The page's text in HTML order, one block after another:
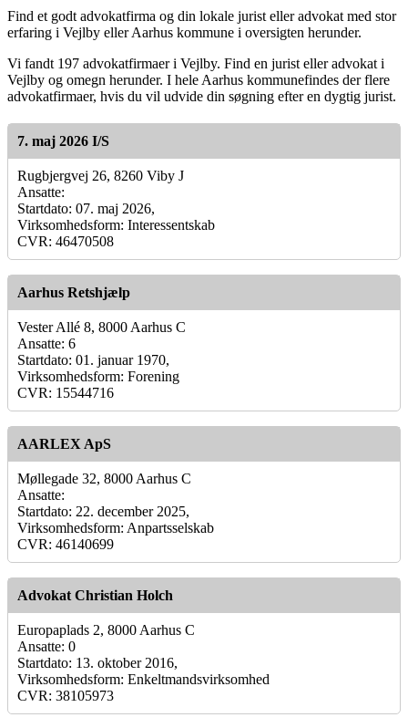
Find et godt advokatfirma og din lokale jurist eller advokat med stor
erfaring i Vejlby eller Aarhus kommune i oversigten herunder.
Vi fandt 197 advokatfirmaer i Vejlby. Find en jurist eller advokat i
Vejlby og omegn herunder. I hele Aarhus kommunefindes der flere
advokatfirmaer, hvis du vil udvide din søgning efter en dygtig jurist.
7. maj 2026 I/S
Rugbjergvej 26, 8260 Viby J
Ansatte:
Startdato: 07. maj 2026,
Virksomhedsform: Interessentskab
CVR: 46470508
Aarhus Retshjælp
Vester Allé 8, 8000 Aarhus C
Ansatte: 6
Startdato: 01. januar 1970,
Virksomhedsform: Forening
CVR: 15544716
AARLEX ApS
Møllegade 32, 8000 Aarhus C
Ansatte:
Startdato: 22. december 2025,
Virksomhedsform: Anpartsselskab
CVR: 46140699
Advokat Christian Holch
Europaplads 2, 8000 Aarhus C
Ansatte: 0
Startdato: 13. oktober 2016,
Virksomhedsform: Enkeltmandsvirksomhed
CVR: 38105973